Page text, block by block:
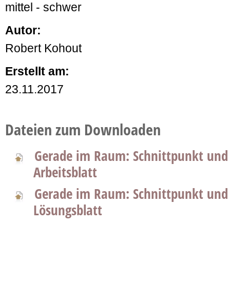
mittel - schwer
Autor:
Robert Kohout
Erstellt am:
23.11.2017
Dateien zum Downloaden
Gerade im Raum: Schnittpunkt
Arbeitsblatt
Gerade im Raum: Schnittpunkt
Lösungsblatt